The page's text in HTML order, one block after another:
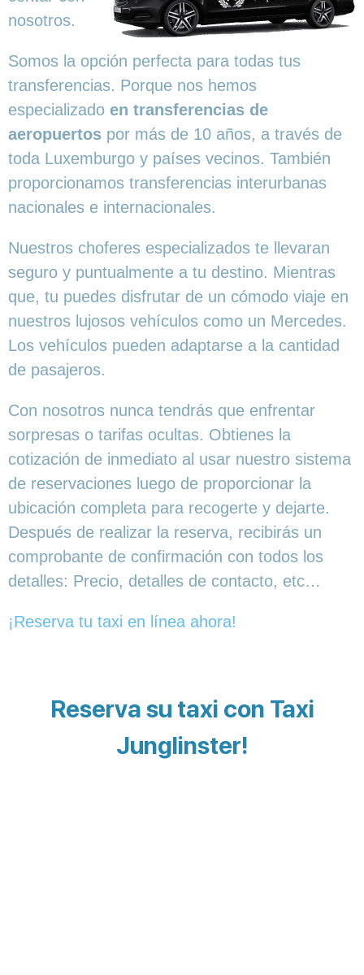
nosotros.
Somos la opción perfecta para todas tus
transferencias. Porque nos hemos
especializado en transferencias de
aeropuertos por más de 10 años, a través de
toda Luxemburgo y países vecinos. También
proporcionamos transferencias interurbanas
nacionales e internacionales.
Nuestros choferes especializados te llevaran
seguro y puntualmente a tu destino. Mientras
que, tu puedes disfrutar de un cómodo viaje en
nuestros lujosos vehículos como un Mercedes.
Los vehículos pueden adaptarse a la cantidad
de pasajeros.
Con nosotros nunca tendrás que enfrentar
sorpresas o tarifas ocultas. Obtienes la
cotización de inmediato al usar nuestro sistema
de reservaciones luego de proporcionar la
ubicación completa para recogerte y dejarte.
Después de realizar la reserva, recibirás un
comprobante de confirmación con todos los
detalles: Precio, detalles de contacto, etc…
¡Reserva tu taxi en línea ahora!
Reserva su taxi con Taxi
Junglinster!